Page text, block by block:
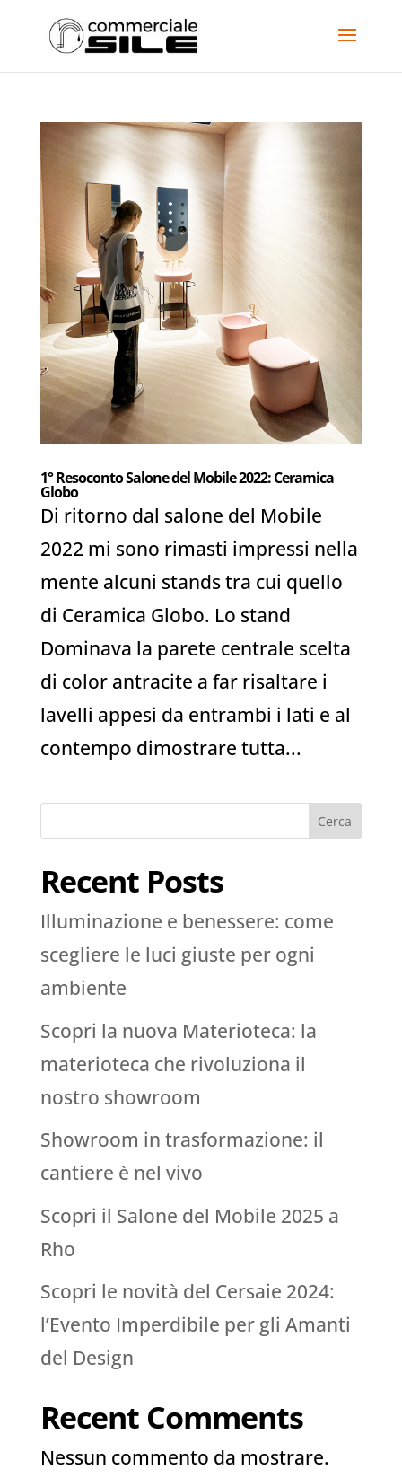
1° Resoconto Salone del Mobile 2022: Ceramica
Globo
Di ritorno dal salone del Mobile
2022 mi sono rimasti impressi nella
mente alcuni stands tra cui quello
di Ceramica Globo. Lo stand
Dominava la parete centrale scelta
di color antracite a far risaltare i
lavelli appesi da entrambi i lati e al
contempo dimostrare tutta...
Cerca
Recent Posts
Illuminazione e benessere: come
scegliere le luci giuste per ogni
ambiente
Scopri la nuova Materioteca: la
materioteca che rivoluziona il
nostro showroom
Showroom in trasformazione: il
cantiere è nel vivo
Scopri il Salone del Mobile 2025 a
Rho
Scopri le novità del Cersaie 2024:
l’Evento Imperdibile per gli Amanti
del Design
Recent Comments
Nessun commento da mostrare.